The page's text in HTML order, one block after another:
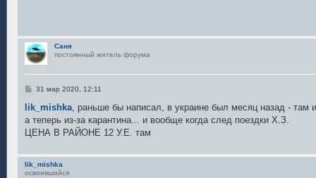
Саня
постоянный житель форума
С
о
б
щ
е
е
31 мар 2020, 12:11
lik_mishka, раньше бы написал, в украине был месяц назад - там
а теперь из-за карантина... и вообще когда след поездки Х.З.
ЦЕНА В РАЙОНЕ 12 У.Е. там
lik_mishka
освоившийся